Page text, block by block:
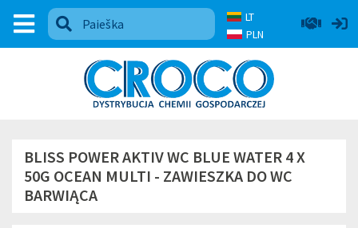
LT
PLN
BLISS POWER AKTIV WC BLUE WATER 4 X
50G OCEAN MULTI - ZAWIESZKA DO WC
BARWIĄCA